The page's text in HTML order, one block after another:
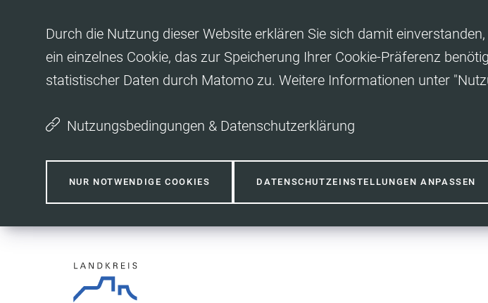
Durch die Nutzung dieser Website erklären Sie sich damit
ein einzelnes Cookie, das zur Speicherung Ihrer Cookie-Präferenz
statistischer Daten durch Matomo zu. Weitere Informationen unter
Nutzungsbedingungen & Datenschutzerklärung
NUR NOTWENDIGE COOKIES DATENSCHUTZEINSTELLUNGEN ANPASSEN